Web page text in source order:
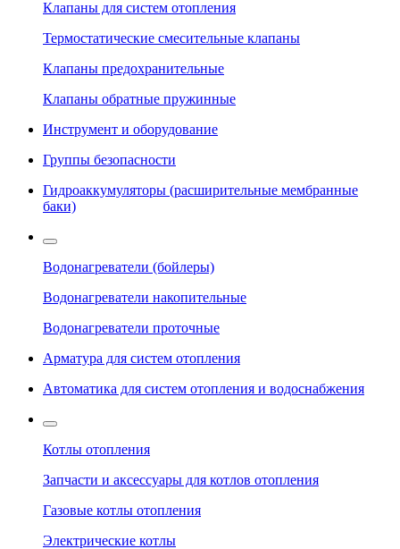
Клапаны для систем отопления
Термостатические смесительные клапаны
Клапаны предохранительные
Клапаны обратные пружинные
Инструмент и оборудование
Группы безопасности
Гидроаккумуляторы (расширительные мембранные
баки)
Водонагреватели (бойлеры)
Водонагреватели накопительные
Водонагреватели проточные
Арматура для систем отопления
Автоматика для систем отопления и водоснабжения
Котлы отопления
Запчасти и аксессуары для котлов отопления
Газовые котлы отопления
Электрические котлы